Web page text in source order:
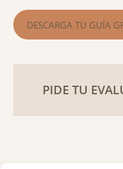
DESCARGA TU GUÍA
PIDE TU